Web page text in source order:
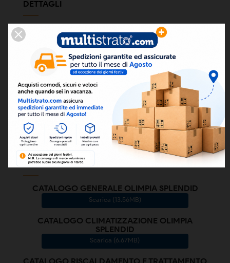
DETTAGLI
Codice prodotto: B0872
Condizione Nuovo
Codice a barre
ean13 8021183116724
FILES ALLEGATI
CATALOGO GENERALE OLIMPIA SPLENDID
Scarica (13.56MB)
CATALOGO CLIMATIZZAZIONE OLIMPIA
SPLENDID
Scarica (6.67MB)